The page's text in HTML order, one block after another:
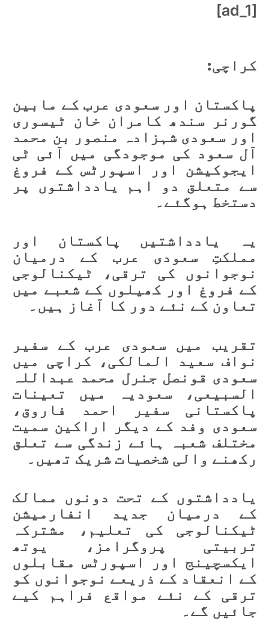
[ad_1]
کراچی:
پاکستان اور سعودی عرب کے مابین
گورنر سندھ کامران خان ٹیسوری
اور سعودی شہزادہ منصور بن محمد
آل سعود کی موجودگی میں آئی ٹی
ایجوکیشن اور اسپورٹس کے فروغ
سے متعلق دو اہم یادداشتوں پر
دستخط ہوگئے۔
یہ یادداشتیں پاکستان اور
مملکتِ سعودی عرب کے درمیان
نوجوانوں کی ترقی، ٹیکنالوجی
کے فروغ اور کھیلوں کے شعبے میں
تعاون کے نئے دور کا آغاز ہیں۔
تقریب میں سعودی عرب کے سفیر
نواف سعید المالکی، کراچی میں
سعودی قونصل جنرل محمد عبداللہ
السبیعی، سعودیہ میں تعینات
پاکستانی سفیر احمد فاروق،
سعودی وفد کے دیگر اراکین سمیت
مختلف شعبہ ہائے زندگی سے تعلق
رکھنے والی شخصیات شریک تھیں۔
یادداشتوں کے تحت دونوں ممالک
کے درمیان جدید انفارمیشن
ٹیکنالوجی کی تعلیم، مشترکہ
تربیتی پروگرامز، یوتھ
ایکسچینج اور اسپورٹس مقابلوں
کے انعقاد کے ذریعے نوجوانوں کو
ترقی کے نئے مواقع فراہم کیے
جائیں گے۔